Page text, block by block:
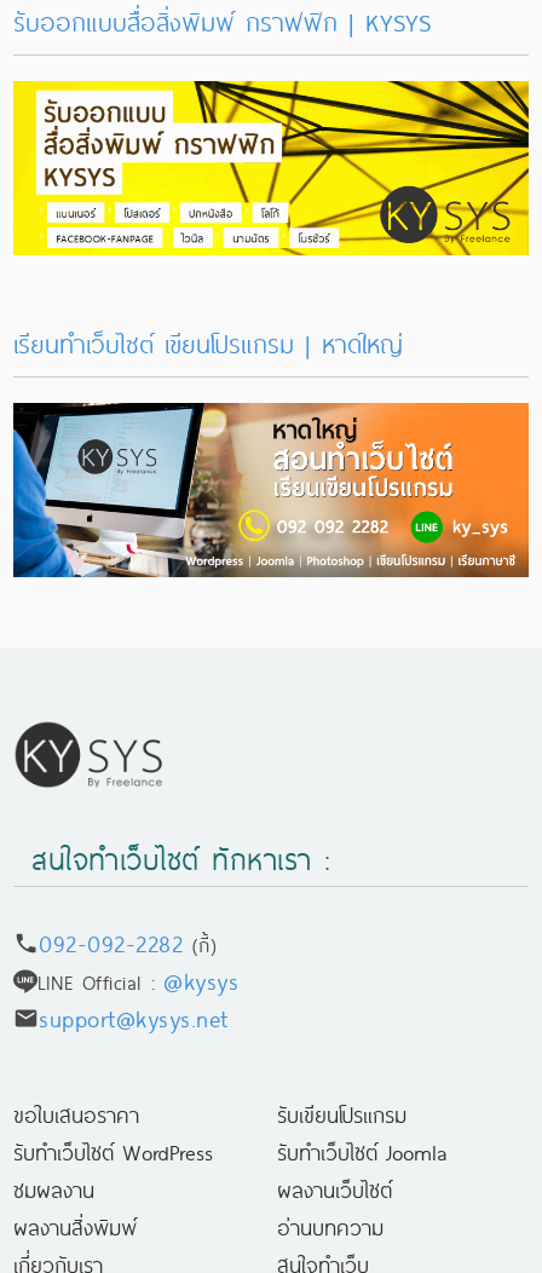
รับออกแบบสื่อสิ่งพิมพ์ กราฟฟิก | KYSYS
เรียนทำเว็บไซต์ เขียนโปรแกรม | หาดใหญ่
สนใจทำเว็บไซต์ ทักหาเรา :
092-092-2282 (กี้)
LINE Official : @kysys
support@kysys.net
ขอใบเสนอราคา
รับเขียนโปรแกรม
รับทำเว็บไซต์ WordPress
รับทำเว็บไซต์ Joomla
ชมผลงาน
ผลงานเว็บไซต์
ผลงานสิ่งพิมพ์
อ่านบทความ
เกี่ยวกับเรา
สนใจทำเว็บ